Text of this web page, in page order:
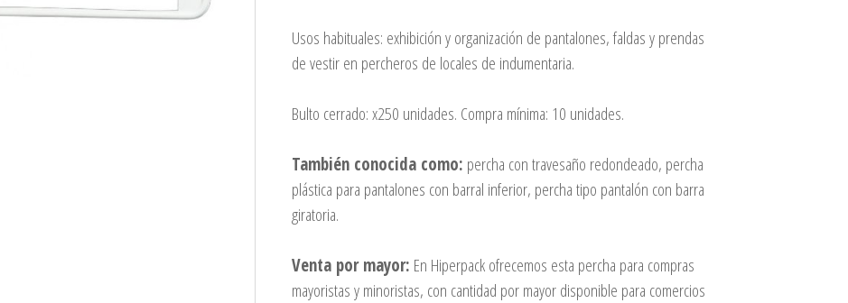
Usos habituales: exhibición y organización de pantalones, faldas y prendas
de vestir en percheros de locales de indumentaria.
Bulto cerrado: x250 unidades. Compra mínima: 10 unidades.
También conocida como: percha con travesaño redondeado, percha
plástica para pantalones con barral inferior, percha tipo pantalón con barra
giratoria.
Venta por mayor: En Hiperpack ofrecemos esta percha para compras
mayoristas y minoristas, con cantidad por mayor disponible para comercios